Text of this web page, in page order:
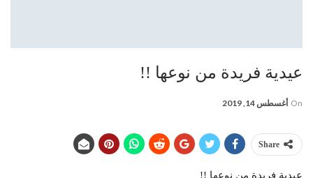
عيدية فريدة من نوعها !!
On أغسطس 14, 2019
Share
عيدية فريدة من نوعها !!